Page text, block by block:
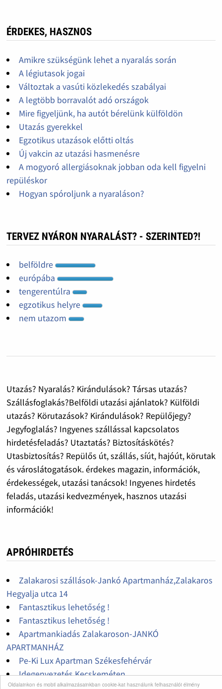
Oldalainkon és mobil alkalmazásainkban cookie-kat használunk felhasználói élmény
ÉRDEKES, HASZNOS
Amikre szükségünk lehet a nyaralás során
A légiutasok jogai
Változtak a vasúti közlekedés szabályai
A legtöbb borravalót adó országok
Mire figyeljünk, ha autót bérelünk külföldön
Utazás gyerekkel
Egzotikus utazások előtti oltás
Új vakcin az utazási hasmenésre
A mogyoró allergiásoknak jobban oda kell figyelni
repüléskor
Hogyan spóroljunk a nyaraláson?
TERVEZ NYÁRON NYARALÁST? - SZERINTED?!
belföldre
európába
tengerentúlra
egzotikus helyre
nem utazom
Utazás? Nyaralás? Kirándulások? Társas utazás?
Szállásfoglakás?Belföldi utazási ajánlatok? Külföldi
utazás? Körutazások? Kirándulások? Repülőjegy?
Jegyfoglalás? Ingyenes szállással kapcsolatos
hirdetésfeladás? Utaztatás? Biztosításkötés?
Utasbiztosítás? Repülős út, szállás, síút, hajóút, körutak
és városlátogatások. érdekes magazin, információk,
érdekességek, utazási tanácsok! Ingyenes hirdetés
feladás, utazási kedvezmények, hasznos utazási
információk!
APRÓHIRDETÉS
Zalakarosi szállások-Jankó Apartmanház,Zalakaros
Hegyalja utca 14
Fantasztikus lehetőség !
Fantasztikus lehetőség !
Apartmankiadás Zalakaroson-JANKÓ
APARTMANHÁZ
Pe-Ki Lux Apartman Székesfehérvár
Idegenvezetés Kecskeméten